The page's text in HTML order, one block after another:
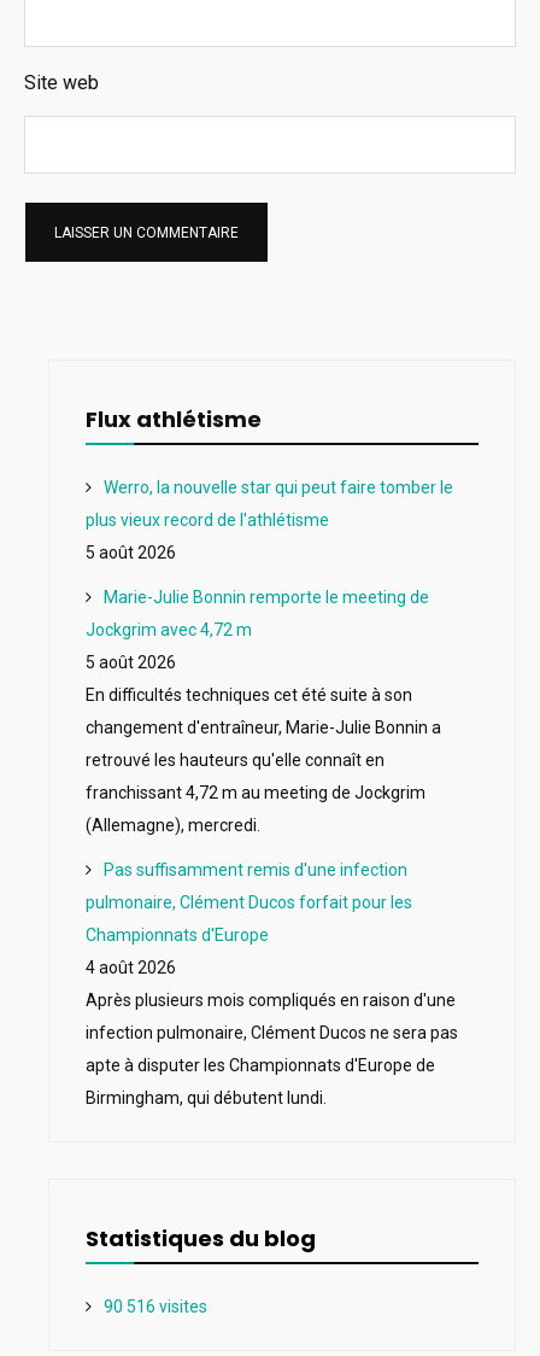
Site web
Flux athlétisme
Werro, la nouvelle star qui peut faire tomber le
plus vieux record de l'athlétisme
5 août 2026
Marie-Julie Bonnin remporte le meeting de
Jockgrim avec 4,72 m
5 août 2026
En difficultés techniques cet été suite à son
changement d'entraîneur, Marie-Julie Bonnin a
retrouvé les hauteurs qu'elle connaît en
franchissant 4,72 m au meeting de Jockgrim
(Allemagne), mercredi.
Pas suffisamment remis d'une infection
pulmonaire, Clément Ducos forfait pour les
Championnats d'Europe
4 août 2026
Après plusieurs mois compliqués en raison d'une
infection pulmonaire, Clément Ducos ne sera pas
apte à disputer les Championnats d'Europe de
Birmingham, qui débutent lundi.
Statistiques du blog
90 516 visites